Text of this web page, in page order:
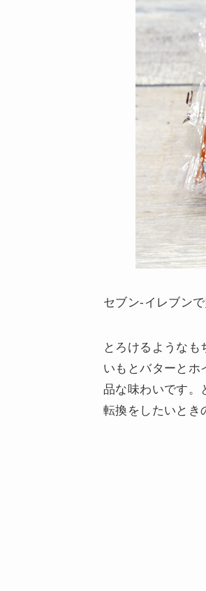
セブン-イレブン
とろけるようなも
いもとバターとホ
品な味わいです。
転換をしたいとき